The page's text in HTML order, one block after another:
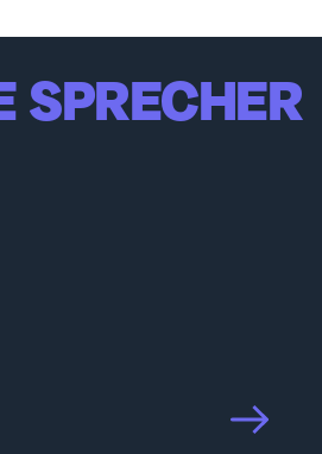
SPRECHER